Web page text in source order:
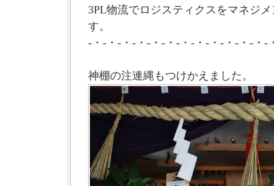
3PL物流でロジスティクスをマネジ
す。
-・-・-・-・-・-・-・-・-・-・-・-・-
神棚の注連縄もつけかえました。